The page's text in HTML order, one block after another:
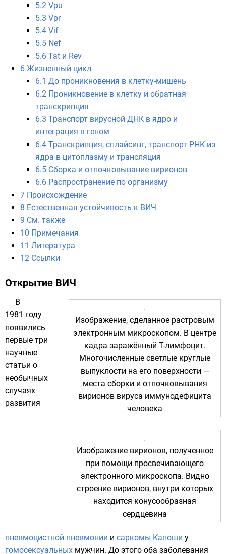
5.2 Vpu
5.3 Vpr
5.4 Vif
5.5 Nef
5.6 Tat и Rev
6 Жизненный цикл
6.1 До проникновения в клетку-мишень
6.2 Проникновение в клетку и обратная
транскрипция
6.3 Транспорт вирусной ДНК в ядро и
интеграция в геном
6.4 Транскрипция, сплайсинг, транспорт РНК из
ядра в цитоплазму и трансляция
6.5 Сборка и отпочковывание вирионов
6.6 Распространение по организму
7 Происхождение
8 Естественная устойчивость к ВИЧ
9 См. также
10 Примечания
11 Литература
12 Ссылки
Открытие ВИЧ
Изображение, сделанное растровым
электронным микроскопом. В центре
кадра заражённый T-лимфоцит.
Многочисленные светлые круглые
выпуклости на его поверхности —
места сборки и отпочковывания
вирионов вируса иммунодефицита
человека
Изображение вирионов, полученное
при помощи просвечивающего
электронного микроскопа. Видно
строение вирионов, внутри которых
находится конусообразная
сердцевина
В
1981 году
появились
первые три
научные
статьи о
необычных
случаях
развития
пневмоцистной пневмонии и саркомы Капоши у
гомосексуальных мужчин. До этого оба заболевания